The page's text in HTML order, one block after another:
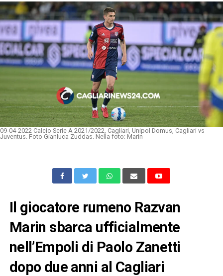
09-04-2022 Calcio Serie A 2021/2022, Cagliari, Unipol Domus, Cagliari vs
Juventus. Foto Gianluca Zuddas. Nella foto: Marin
Il giocatore rumeno Razvan
Marin sbarca ufficialmente
nell’Empoli di Paolo Zanetti
dopo due anni al Cagliari